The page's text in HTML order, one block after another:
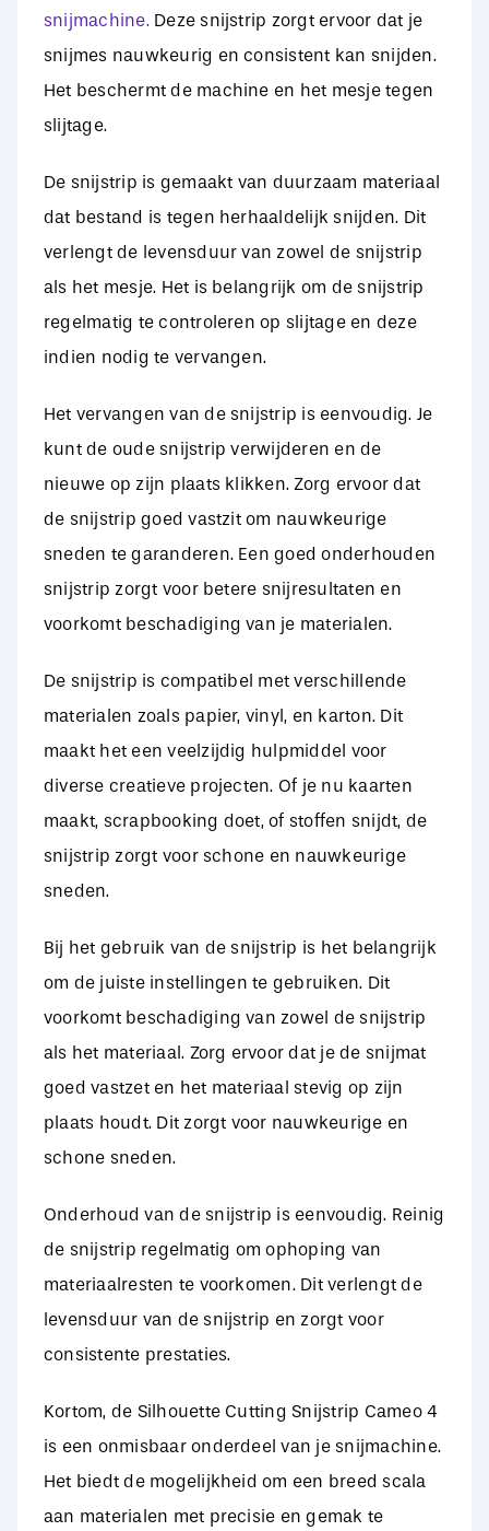
snijmachine.Deze snijstrip zorgt ervoor dat je
snijmes nauwkeurig en consistent kan snijden.
Het beschermt de machine en het mesje tegen
slijtage.
De snijstrip is gemaakt van duurzaam materiaal
dat bestand is tegen herhaaldelijk snijden. Dit
verlengt de levensduur van zowel de snijstrip
als het mesje. Het is belangrijk om de snijstrip
regelmatig te controleren op slijtage en deze
indien nodig te vervangen.
Het vervangen van de snijstrip is eenvoudig. Je
kunt de oude snijstrip verwijderen en de
nieuwe op zijn plaats klikken. Zorg ervoor dat
de snijstrip goed vastzit om nauwkeurige
sneden te garanderen. Een goed onderhouden
snijstrip zorgt voor betere snijresultaten en
voorkomt beschadiging van je materialen.
De snijstrip is compatibel met verschillende
materialen zoals papier, vinyl, en karton. Dit
maakt het een veelzijdig hulpmiddel voor
diverse creatieve projecten. Of je nu kaarten
maakt, scrapbooking doet, of stoffen snijdt, de
snijstrip zorgt voor schone en nauwkeurige
sneden.
Bij het gebruik van de snijstrip is het belangrijk
om de juiste instellingen te gebruiken. Dit
voorkomt beschadiging van zowel de snijstrip
als het materiaal. Zorg ervoor dat je de snijmat
goed vastzet en het materiaal stevig op zijn
plaats houdt. Dit zorgt voor nauwkeurige en
schone sneden.
Onderhoud van de snijstrip is eenvoudig. Reinig
de snijstrip regelmatig om ophoping van
materiaalresten te voorkomen. Dit verlengt de
levensduur van de snijstrip en zorgt voor
consistente prestaties.
Kortom, de Silhouette Cutting Snijstrip Cameo 4
is een onmisbaar onderdeel van je snijmachine.
Het biedt de mogelijkheid om een breed scala
aan materialen met precisie en gemak te